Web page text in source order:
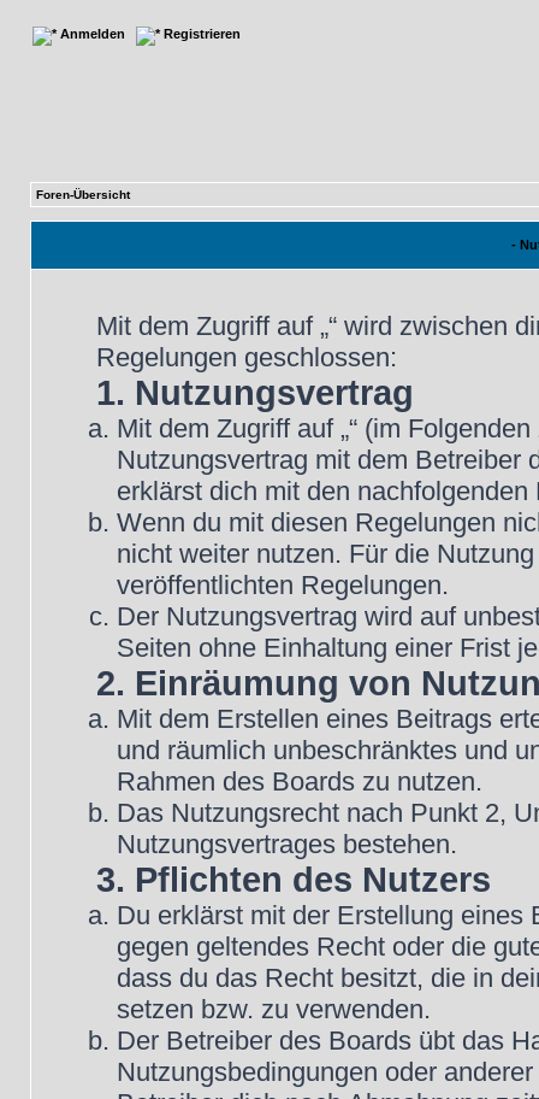
Anmelden Registrieren
Foren-Übersicht
-
Mit dem Zugriff auf „“ wird zwischen
Regelungen geschlossen:
1. Nutzungsvertrag
Mit dem Zugriff auf „“ (im
Nutzungsvertrag mit dem Betreiber
erklärst dich mit den
Wenn du mit diesen Regelungen
nicht weiter nutzen. Für die
veröffentlichten Regelungen.
Der Nutzungsvertrag wird auf
Seiten ohne Einhaltung einer Frist
2. Einräumung von
Mit dem Erstellen eines Beitrags
und räumlich unbeschränktes und
Rahmen des Boards zu nutzen.
Das Nutzungsrecht nach Punkt 2,
Nutzungsvertrages bestehen.
3. Pflichten des Nutzers
Du erklärst mit der Erstellung eines
gegen geltendes Recht oder die
dass du das Recht besitzt, die in
setzen bzw. zu verwenden.
Der Betreiber des Boards übt das
Nutzungsbedingungen oder